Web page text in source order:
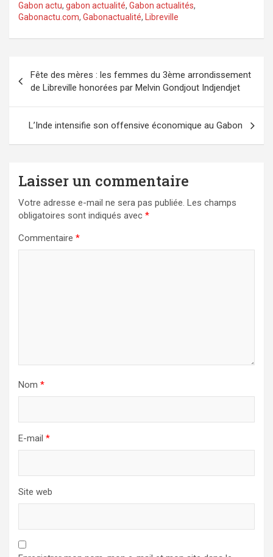
Gabon actu, gabon actualité, Gabon actualités,
Gabonactu.com, Gabonactualité, Libreville
de
l’article
Fête des mères : les femmes du 3ème arrondissement
de Libreville honorées par Melvin Gondjout Indjendjet
L’Inde intensifie son offensive économique au Gabon
Laisser un commentaire
Votre adresse e-mail ne sera pas publiée. Les champs
obligatoires sont indiqués avec *
Commentaire *
Nom *
E-mail *
Site web